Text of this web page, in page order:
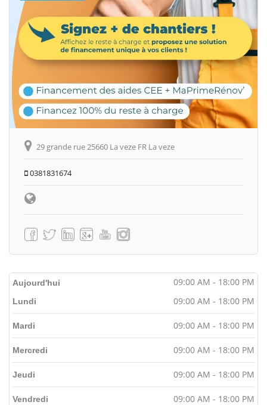
29 grande rue 25660 La veze FR La veze
0381831674
Aujourd'hui 09:00 AM - 18:00 PM
Lundi 09:00 AM - 18:00 PM
Mardi 09:00 AM - 18:00 PM
Mercredi 09:00 AM - 18:00 PM
Jeudi 09:00 AM - 18:00 PM
Vendredi 09:00 AM - 18:00 PM